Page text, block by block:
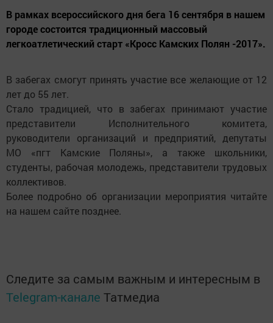
В рамках всероссийского дня бега 16 сентября в нашем
городе состоится традиционный массовый
легкоатлетический старт «Кросс Камских Полян -2017».
В забегах смогут принять участие все желающие от 12
лет до 55 лет.
Стало традицией, что в забегах принимают участие
представители Исполнительного комитета,
руководители организаций и предприятий, депутаты
МО «пгт Камские Поляны», а также школьники,
студенты, рабочая молодежь, представители трудовых
коллективов.
Более подробно об организации мероприятия читайте
на нашем сайте позднее.
Следите за самым важным и интересным в
Telegram-канале Татмедиа